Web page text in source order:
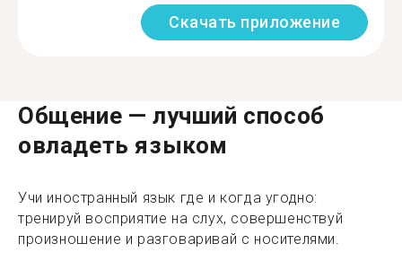
Скачать приложение
Общение — лучший способ
овладеть языком
Учи иностранный язык где и когда угодно:
тренируй восприятие на слух, совершенствуй
произношение и разговаривай с носителями.